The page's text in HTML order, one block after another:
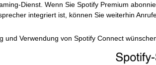
Dienst. Wenn Sie Spotify Premium
integriert ist, können Sie weiterhin
und Verwendung von Spotify Connect